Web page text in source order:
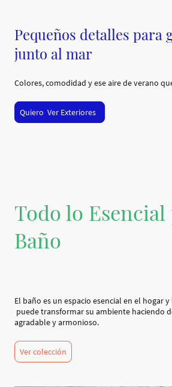
Pequeños detalles para
junto al mar
Colores, comodidad y ese aire de verano
Quiero Ver Exteriores
Todo lo
Baño
El baño es un espacio esencial en el hogar
puede transformar su ambiente haciendo
agradable y armonioso.
Ver colección